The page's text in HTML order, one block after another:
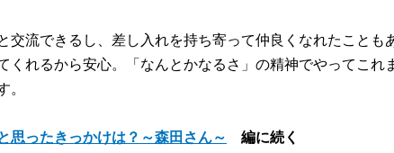
交流できるし、差し入れを持ち寄って仲良くなれたことも
くれるから安心。「なんとかなるさ」の精神でやってこれ
。
思ったきっかけは？～森田さん～ 編に続く